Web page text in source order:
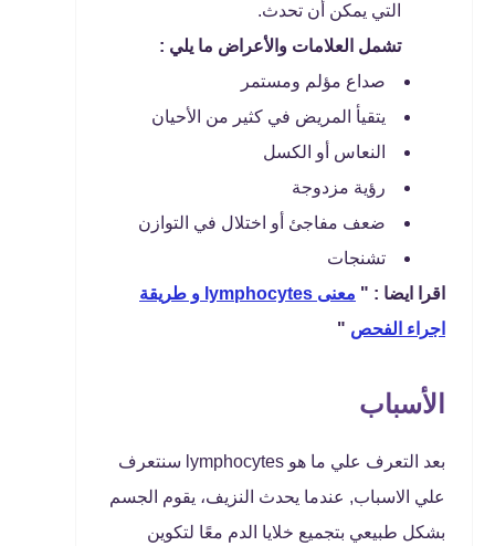
التي يمكن أن تحدث.
تشمل العلامات والأعراض ما يلي :
صداع مؤلم ومستمر
يتقيأ المريض في كثير من الأحيان
النعاس أو الكسل
رؤية مزدوجة
ضعف مفاجئ أو اختلال في التوازن
تشنجات
اقرا ايضا : "
معنى lymphocytes و طريقة
اجراء الفحص "
الأسباب
بعد التعرف علي ما هو lymphocytes سنتعرف
علي الاسباب, عندما يحدث النزيف، يقوم الجسم
بشكل طبيعي بتجميع خلايا الدم معًا لتكوين